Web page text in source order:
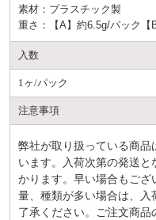
素材：プラスチック製
重さ：【A】約6.5g/パック【
入数
1ヶ/パック
注意事項
弊社が取り扱っている商品
います。入荷次第の発送と
かります。早い場合もござ
量、種類が多い場合は、
了承ください。ご注文商